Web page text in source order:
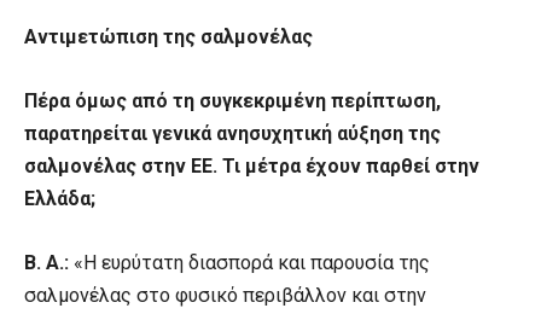
Αντιμετώπιση της σαλμονέλας
Πέρα όμως από τη συγκεκριμένη περίπτωση,
παρατηρείται γενικά ανησυχητική αύξηση της
σαλμονέλας στην ΕΕ. Τι μέτρα έχουν παρθεί στην
Ελλάδα;
Β. Α.: «Η ευρύτατη διασπορά και παρουσία της
σαλμονέλας στο φυσικό περιβάλλον και στην